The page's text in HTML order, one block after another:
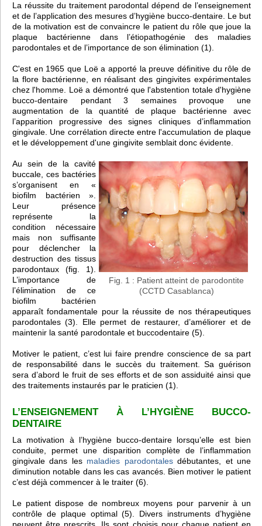
La réussite du traitement parodontal dépend de l’enseignement
et de l’application des mesures d’hygiène bucco-dentaire. Le but
de la motivation est de convaincre le patient du rôle que joue la
plaque bactérienne dans l’étiopathogénie des maladies
parodontales et de l’importance de son élimination (1).
C'est en 1965 que Loë a apporté la preuve définitive du rôle de
la flore bactérienne, en réalisant des gingivites expérimentales
chez l'homme. Loë a démontré que l'abstention totale d'hygiène
bucco-dentaire pendant 3 semaines provoque une
augmentation de la quantité de plaque bactérienne avec
l’apparition progressive des signes cliniques d’inflammation
gingivale. Une corrélation directe entre l'accumulation de plaque
et le développement d'une gingivite semblait donc évidente.
Fig. 1 : Patient atteint de parodontite
(CCTD Casablanca)
Au sein de la cavité
buccale, ces bactéries
s’organisent en «
biofilm bactérien ».
Leur présence
représente la
condition nécessaire
mais non suffisante
pour déclencher la
destruction des tissus
parodontaux (fig. 1).
L’importance de
l’élimination de ce
biofilm bactérien
apparaît fondamentale pour la réussite de nos thérapeutiques
parodontales (3). Elle permet de restaurer, d’améliorer et de
maintenir la santé parodontale et buccodentaire (5).
Motiver le patient, c’est lui faire prendre conscience de sa part
de responsabilité dans le succès du traitement. Sa guérison
sera d’abord le fruit de ses efforts et de son assiduité ainsi que
des traitements instaurés par le praticien (1).
L’ENSEIGNEMENT À L’HYGIÈNE BUCCO-
DENTAIRE
La motivation à l’hygiène bucco-dentaire lorsqu’elle est bien
conduite, permet une disparition complète de l’inflammation
gingivale dans les maladies parodontalesdébutantes, et une
diminution notable dans les cas avancés. Bien motiver le patient
c’est déjà commencer à le traiter (6).
Le patient dispose de nombreux moyens pour parvenir à un
contrôle de plaque optimal (5). Divers instruments d’hygiène